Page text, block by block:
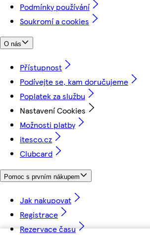
Podmínky používání
Soukromí a cookies
O nás
Přístupnost
Podívejte se, kam doručujeme
Poplatek za službu
Nastavení Cookies
Možnosti platby
itesco.cz
Clubcard
Pomoc s prvním nákupem
Jak nakupovat
Registrace
Rezervace času